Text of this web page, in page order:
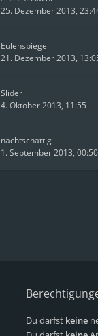
25. Dezember 2013,
Eulenspiegel
21. Dezember 2013,
Slider
4. Oktober 2013, 11:55
nachtschattig
1. September 2013, 00:50
Du darfst keine